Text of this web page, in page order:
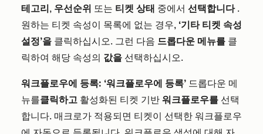
테고리, 우선순위 또는 티켓 상태 중에서 선택합니다 .
원하는 티켓 속성이 목록에 없는 경우, ‘기타 티켓 속성
설정’을 클릭하십시오. 그런 다음 드롭다운 메뉴를 클
릭하여 해당 속성의 값을 선택하십시오.
워크플로우에 등록: ‘워크플로우에 등록’ 드롭다운 메
뉴를클릭하고 활성화된 티켓 기반 워크플로우를 선택
합니다. 매크로가 적용되면 티켓이 선택한 워크플로우